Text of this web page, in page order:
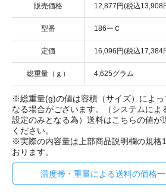
販売価格 12,877円(税込13,908
型番 186ーＣ
定価 16,096円(税込17,384
総重量（ｇ） 4,625グラム
※総重量(g)の値は容積（サイズ）によ
なる場合がございます。（システムによ
設定のみとなる為）送料はこちらの値が
ください。
※実際の内容量は上部商品説明欄の規格
おります。
温度帯・重量による送料の価格